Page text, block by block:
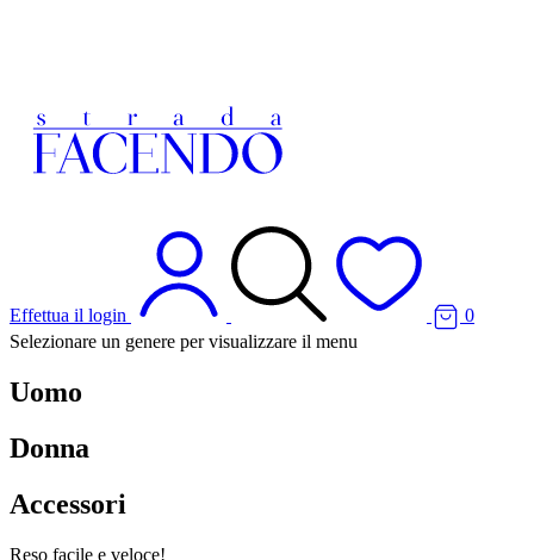
Effettua il login
0
Selezionare un genere per visualizzare il menu
Uomo
Donna
Accessori
Spedizione veloce!